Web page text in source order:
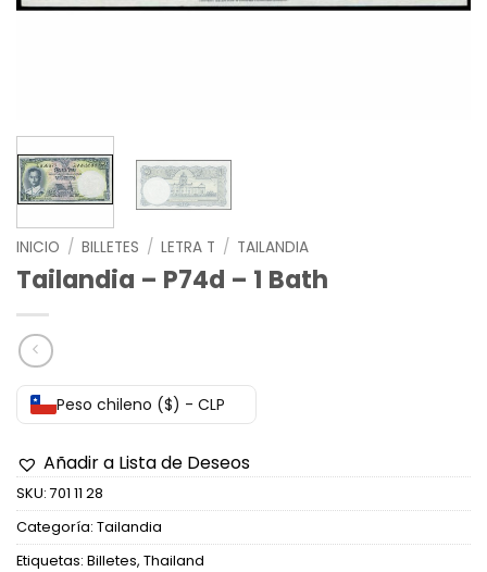
INICIO / BILLETES / LETRA T / TAILANDIA
Tailandia – P74d – 1 Bath
Peso chileno ($) - CLP
Añadir a Lista de Deseos
SKU: 701 11 28
Categoría: Tailandia
Etiquetas: Billetes, Thailand